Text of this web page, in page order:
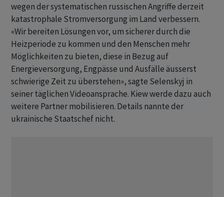
wegen der systematischen russischen Angriffe derzeit
katastrophale Stromversorgung im Land verbessern.
«Wir bereiten Lösungen vor, um sicherer durch die
Heizperiode zu kommen und den Menschen mehr
Möglichkeiten zu bieten, diese in Bezug auf
Energieversorgung, Engpässe und Ausfälle äusserst
schwierige Zeit zu überstehen», sagte Selenskyj in
seiner täglichen Videoansprache. Kiew werde dazu auch
weitere Partner mobilisieren. Details nannte der
ukrainische Staatschef nicht.